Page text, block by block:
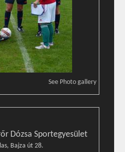
See Photo gallery
Dózsa Sportegyesület
Bajza út 28.